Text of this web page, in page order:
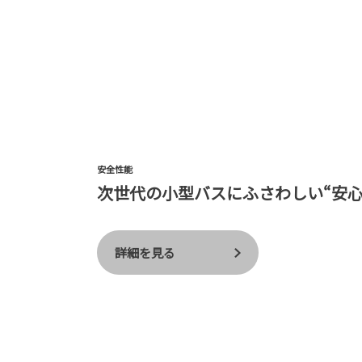
安全性能
次世代の小型バスにふさわしい“安
詳細を見る